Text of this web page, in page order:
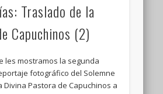
Traslado de la
Capuchinos (2)
les mostramos la segunda
fotográfico del Solemne
Divina Pastora de Capuchinos a